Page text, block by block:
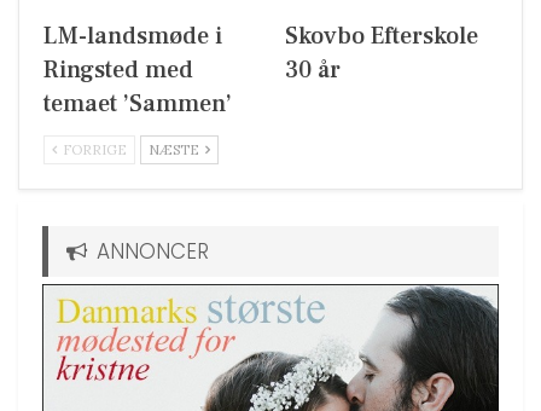
LM-landsmøde i
Ringsted med
temaet ’Sammen’
Skovbo Efterskole
30 år
FORRIGE NÆSTE
ANNONCER